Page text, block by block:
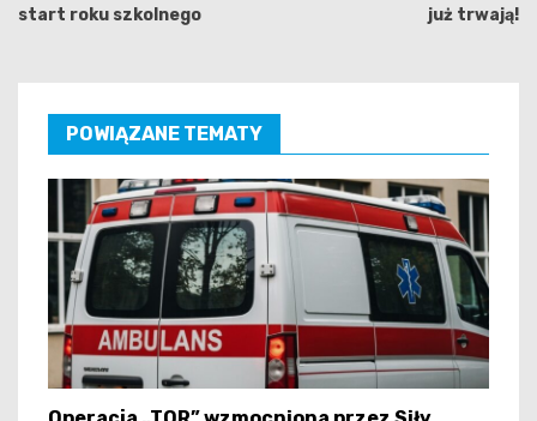
start roku szkolnego
już trwają!
POWIĄZANE TEMATY